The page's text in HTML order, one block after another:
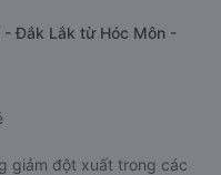
Đắk Lắk từ Hóc Môn -
giảm đột xuất trong các